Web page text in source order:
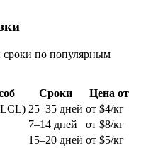
сроки по популярным
Сроки
Цена от
25–35 дней от $4/кг
7–14 дней
от $8/кг
15–20 дней от $5/кг